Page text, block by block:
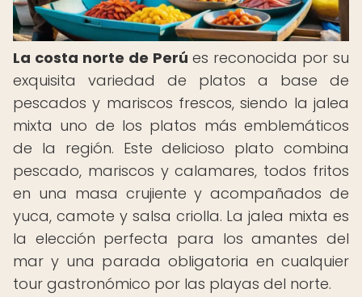
La costa norte de Perú es reconocida por su
exquisita variedad de platos a base de
pescados y mariscos frescos, siendo la jalea
mixta uno de los platos más emblemáticos
de la región. Este delicioso plato combina
pescado, mariscos y calamares, todos fritos
en una masa crujiente y acompañados de
yuca, camote y salsa criolla. La jalea mixta es
la elección perfecta para los amantes del
mar y una parada obligatoria en cualquier
tour gastronómico por las playas del norte.